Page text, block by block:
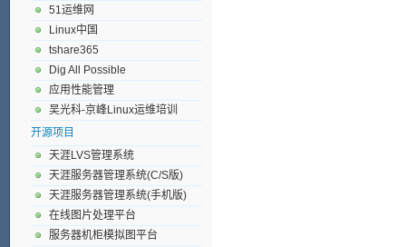
51运维网
Linux中国
tshare365
Dig All Possible
应用性能管理
吴光科-京峰Linux运维培训
开源项目
天涯LVS管理系统
天涯服务器管理系统(C/S版)
天涯服务器管理系统(手机版)
在线图片处理平台
服务器机柜模拟图平台